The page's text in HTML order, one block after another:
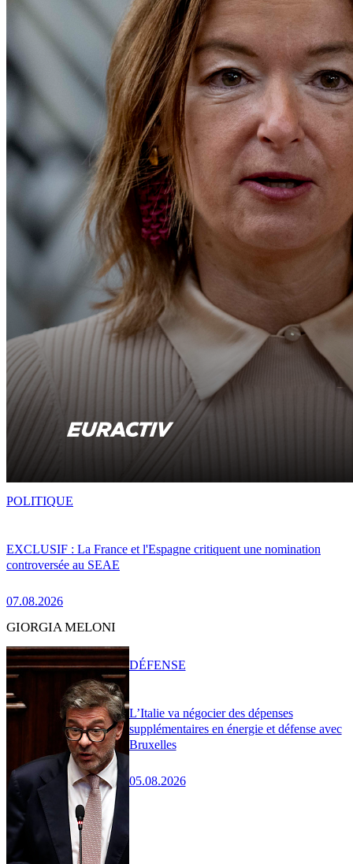
EXCLUSIF : La France et l'Espagne critiquent une nomination
controversée au SEAE
07.08.2026
POLITIQUE
GIORGIA MELONI
L’Italie va négocier des dépenses
supplémentaires en énergie et défense avec
Bruxelles
05.08.2026
DÉFENSE